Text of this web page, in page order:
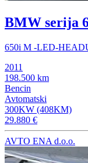
BMW serija
650i M -LED-
2011
198.500 km
Bencin
Avtomatski
300KW (408KM)
29.880 €
AVTO ENA d.o.o.